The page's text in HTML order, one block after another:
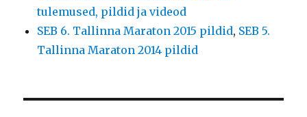
tulemused, pildid ja videod
SEB 6. Tallinna Maraton 2015 pildid, SEB 5.
Tallinna Maraton 2014 pildid